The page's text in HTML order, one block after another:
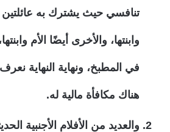
تنافسي حيث يشترك به عائلتين
وابنتها، والأخرى أيضًا الأم
في المطبخ، ونهاية النهاية
هناك مكافأة مالية له.
والعديد من الأفلام الأجنبية